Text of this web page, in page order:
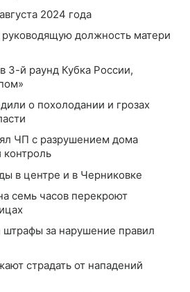
2024 года
должность матери
3-й раунд Кубка России,
о похолодании и грозах
ЧП с разрушением дома
в центре и в Черниковке
семь часов перекроют
за нарушение правил
страдать от нападений